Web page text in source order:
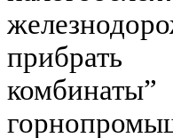
прибрать